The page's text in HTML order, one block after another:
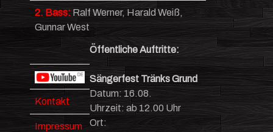
2. Bass: Ralf Werner, Harald Weiß,
Gunnar West
Kontakt
Impressum
Öffentliche Auftritte:
Sängerfest Tränks Grund
Datum: 16.08.
Uhrzeit: ab 12.00 Uhr
Ort: